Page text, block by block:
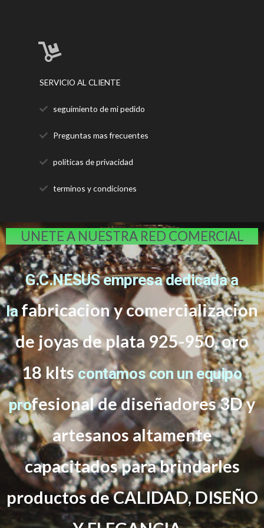
SERVICIO AL CLIENTE
seguimiento de mi pedido
Preguntas mas frecuentes
politicas de privacidad
terminos y condiciones
UNETE A NUESTRA RED COMERCIAL
G.C.NESUS empresa dedicada a
lafabricacion y comercializacion
de joyas de plata 925-950, oro
18 kltscontamos con un equipo
profesional de diseñadores 3D y
artesanos altamente
capacitadospara brindarles
productos de CALIDAD, DISEÑO